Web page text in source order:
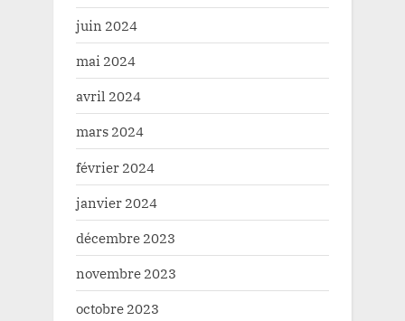
juin 2024
mai 2024
avril 2024
mars 2024
février 2024
janvier 2024
décembre 2023
novembre 2023
octobre 2023